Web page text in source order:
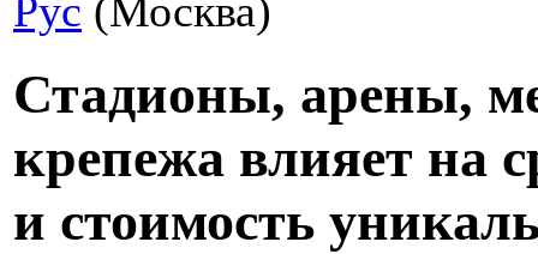
Рус (Москва)
Стадионы, арены,
крепежа влияет на
и стоимость